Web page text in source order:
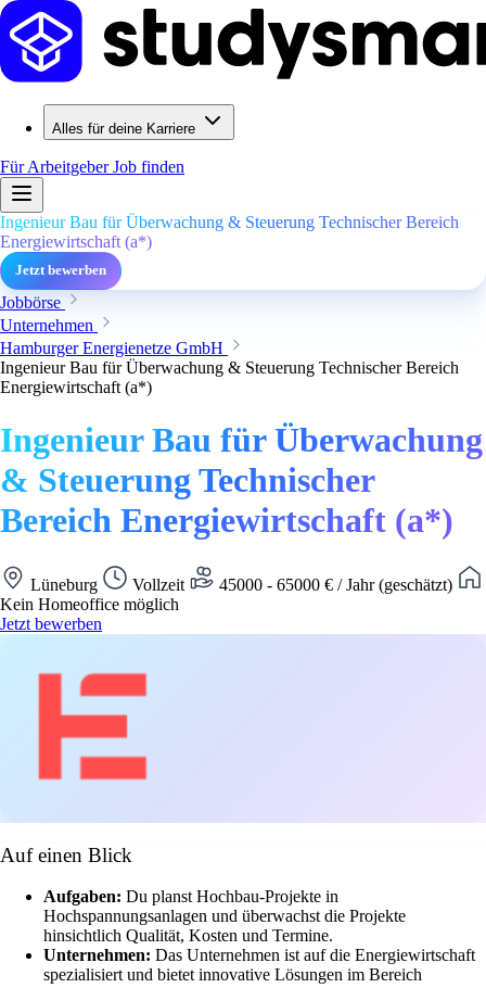
Alles für deine Karriere
Für ArbeitgeberJob finden
Ingenieur Bau für Überwachung & Steuerung Technischer Bereich
Energiewirtschaft (a*)
Jetzt bewerben
Jobbörse
Unternehmen
Hamburger Energienetze GmbH
Ingenieur Bau für Überwachung & Steuerung Technischer Bereich
Energiewirtschaft (a*)
Ingenieur Bau für Überwachung
& Steuerung Technischer
Bereich Energiewirtschaft (a*)
Lüneburg Vollzeit
45000 - 65000 € / Jahr (geschätzt)
Kein Homeoffice möglich
Jetzt bewerben
Auf einen Blick
Aufgaben: Du planst Hochbau-Projekte in
Hochspannungsanlagen und überwachst die Projekte
hinsichtlich Qualität, Kosten und Termine.
Unternehmen: Das Unternehmen ist auf die Energiewirtschaft
spezialisiert und bietet innovative Lösungen im Bereich